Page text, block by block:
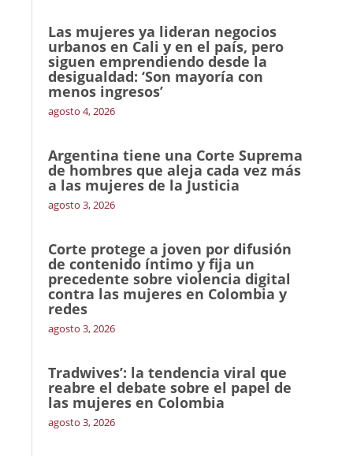
Las mujeres ya lideran negocios
urbanos en Cali y en el país, pero
siguen emprendiendo desde la
desigualdad: ‘Son mayoría con
menos ingresos’
agosto 4, 2026
Argentina tiene una Corte Suprema
de hombres que aleja cada vez más
a las mujeres de la Justicia
agosto 3, 2026
Corte protege a joven por difusión
de contenido íntimo y fija un
precedente sobre violencia digital
contra las mujeres en Colombia y
redes
agosto 3, 2026
Tradwives’: la tendencia viral que
reabre el debate sobre el papel de
las mujeres en Colombia
agosto 3, 2026